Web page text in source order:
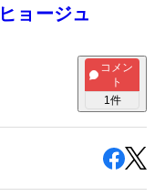
ョージュ
コメン
ト
1件